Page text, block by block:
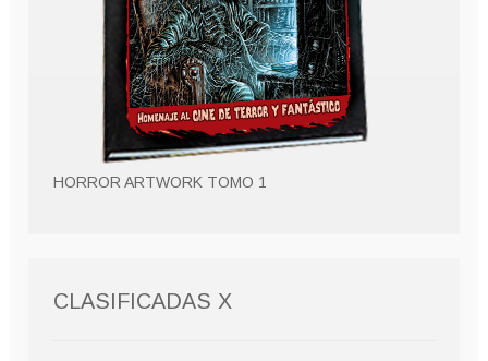
HORROR ARTWORK TOMO 1
CLASIFICADAS X